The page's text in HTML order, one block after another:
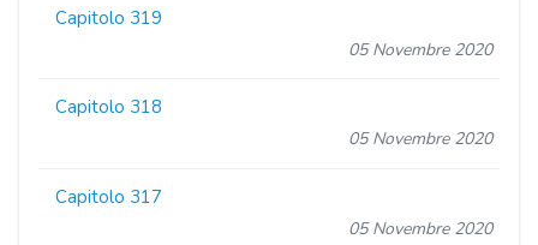
Capitolo 319
05 Novembre 2020
Capitolo 318
05 Novembre 2020
Capitolo 317
05 Novembre 2020